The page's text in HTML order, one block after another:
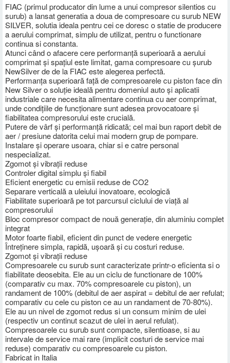
FIAC (primul producator din lume a unui compresor silentios cu
surub) a lansat generatia a doua de compresoare cu surub NEW
SILVER, solutia ideala pentru cei ce doresc o statie de producere
a aerului comprimat, simplu de utilizat, pentru o functionare
continua si constanta.
Atunci când o afacere cere performanță superioară a aerului
comprimat și spațiul este limitat, gama compresoare cu șurub
NewSilver de de la FIAC este alegerea perfectă.
Performanța superioară față de compresoarele cu piston face din
New Silver o soluție ideală pentru domeniul auto și aplicatii
industriale care necesita alimentare continua cu aer comprimat,
unde condițiile de funcționare sunt adesea provocatoare și
fiabilitatea compresorului este crucială.
Putere de vârf și performanță ridicată; cel mai bun raport debit de
aer / presiune datorita celui mai modern grup de pompare.
Instalare și operare usoara, chiar si e catre personal
nespecializat.
Zgomot și vibrații reduse
Controler digital simplu și fiabil
Eficient energetic cu emisii reduse de CO2
Separare verticală a uleiului inovatoare, ecologică
Fiabilitate superioară pe tot parcursul ciclului de viață al
compresorului
Bloc compresor compact de nouă generație, din aluminiu complet
integrat
Motor foarte fiabil, eficient din punct de vedere energetic
Întreținere simpla, rapidă, ușoară și cu costuri reduse.
Zgomot și vibrații reduse
Compresoarele cu surub sunt caracterizate printr-o eficienta si o
fiabilitate deosebita. Ele au un ciclu de functionare de 100%
(comparativ cu max. 70% compresoarele cu piston), un
randament de 100% (debitul de aer aspirat = debitul de aer refulat;
comparativ cu cele cu piston ce au un randament de 70-80%).
Ele au un nivel de zgomot redus si un consum minim de ulei
(respectiv un continut scazut de ulei in aerul refulat).
Compresoarele cu surub sunt compacte, silentioase, si au
intervale de service mai rare (implicit costuri de service mai
reduse) comparativ cu compresoarele cu piston.
Fabricat in Italia